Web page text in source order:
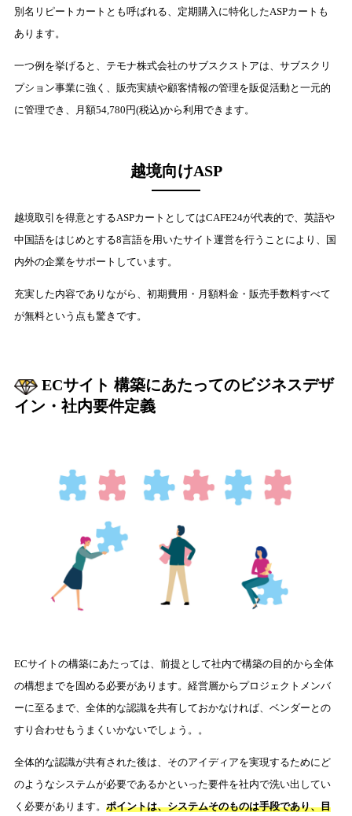
別名リピートカートとも呼ばれる、定期購入に特化したASPカートも
あります。
一つ例を挙げると、テモナ株式会社のサブスクストアは、サブスクリ
プション事業に強く、販売実績や顧客情報の管理を販促活動と一元的
に管理でき、月額54,780円(税込)から利用できます。
越境向けASP
越境取引を得意とするASPカートとしてはCAFE24が代表的で、英語や
中国語をはじめとする8言語を用いたサイト運営を行うことにより、国
内外の企業をサポートしています。
充実した内容でありながら、初期費用・月額料金・販売手数料すべて
が無料という点も驚きです。
ECサイト 構築にあたってのビジネスデザ
イン・社内要件定義
ECサイトの構築にあたっては、前提として社内で構築の目的から全体
の構想までを固める必要があります。経営層からプロジェクトメンバ
ーに至るまで、全体的な認識を共有しておかなければ、ベンダーとの
すり合わせもうまくいかないでしょう。。
全体的な認識が共有された後は、そのアイディアを実現するためにど
のようなシステムが必要であるかといった要件を社内で洗い出してい
く必要があります。 ポイントは、システムそのものは手段であり、目